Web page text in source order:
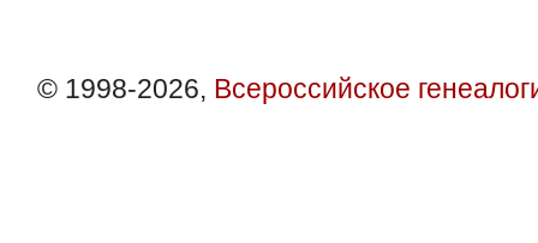
© 1998-2026, Всероссийское